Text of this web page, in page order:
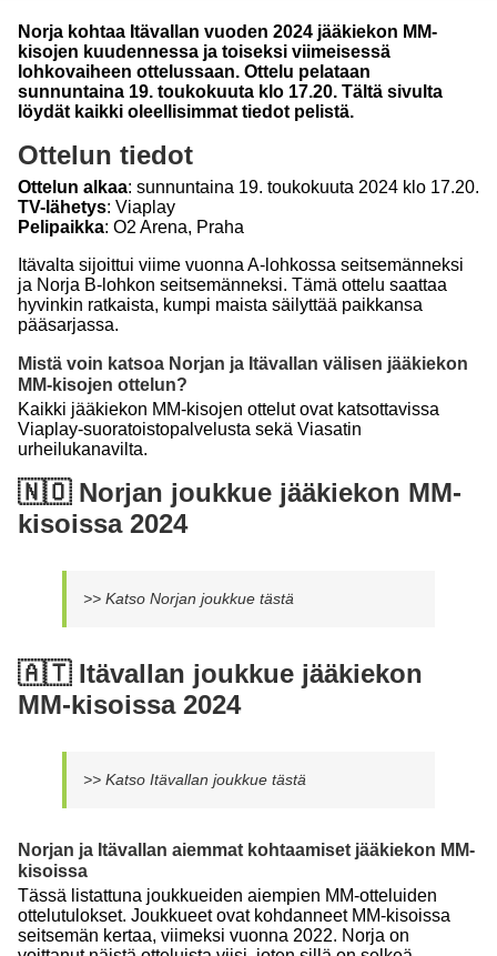
Norja kohtaa Itävallan vuoden 2024 jääkiekon MM-
kisojen kuudennessa ja toiseksi viimeisessä
lohkovaiheen ottelussaan. Ottelu pelataan
sunnuntaina 19. toukokuuta klo 17.20. Tältä sivulta
löydät kaikki oleellisimmat tiedot pelistä.
Ottelun tiedot
Ottelun alkaa: sunnuntaina 19. toukokuuta 2024 klo 17.20.
TV-lähetys: Viaplay
Pelipaikka: O2 Arena, Praha
Itävalta sijoittui viime vuonna A-lohkossa seitsemänneksi
ja Norja B-lohkon seitsemänneksi. Tämä ottelu saattaa
hyvinkin ratkaista, kumpi maista säilyttää paikkansa
pääsarjassa.
Mistä voin katsoa Norjan ja Itävallan välisen jääkiekon
MM-kisojen ottelun?
Kaikki jääkiekon MM-kisojen ottelut ovat katsottavissa
Viaplay-suoratoistopalvelusta sekä Viasatin
urheilukanavilta.
🇳🇴 Norjan joukkue jääkiekon MM-
kisoissa 2024
>> Katso Norjan joukkue tästä
🇦🇹 Itävallan joukkue jääkiekon
MM-kisoissa 2024
>> Katso Itävallan joukkue tästä
Norjan ja Itävallan aiemmat kohtaamiset jääkiekon MM-
kisoissa
Tässä listattuna joukkueiden aiempien MM-otteluiden
ottelutulokset. Joukkueet ovat kohdanneet MM-kisoissa
seitsemän kertaa, viimeksi vuonna 2022. Norja on